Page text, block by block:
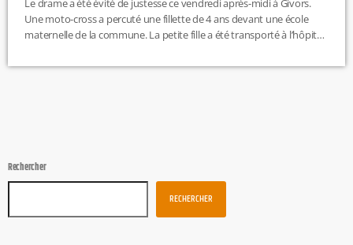
Le drame a été évité de justesse ce vendredi après-midi à Givors.
Une moto-cross a percuté une fillette de 4 ans devant une école
maternelle de la commune. La petite fille a été transporté à l’hôpital
crânien et aurait un genou cassé. Son pronostic vital n’est toutefois
Rechercher
RECHERCHER